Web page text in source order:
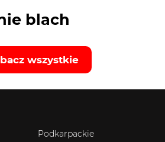
blach
wszystkie
Podkarpackie